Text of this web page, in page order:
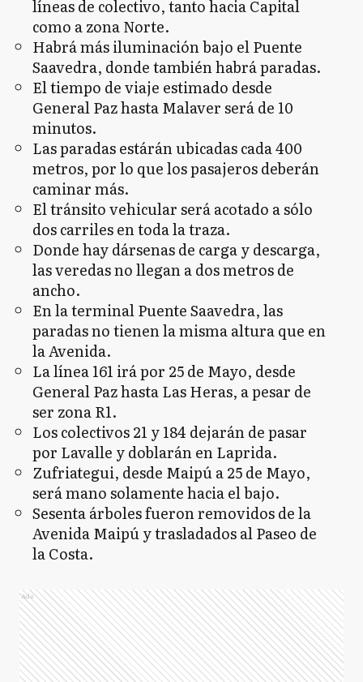
líneas de colectivo, tanto hacia Capital
como a zona Norte.
Habrá más iluminación bajo el Puente
Saavedra, donde también habrá paradas.
El tiempo de viaje estimado desde
General Paz hasta Malaver será de 10
minutos.
Las paradas estárán ubicadas cada 400
metros, por lo que los pasajeros deberán
caminar más.
El tránsito vehicular será acotado a sólo
dos carriles en toda la traza.
Donde hay dársenas de carga y descarga,
las veredas no llegan a dos metros de
ancho.
En la terminal Puente Saavedra, las
paradas no tienen la misma altura que en
la Avenida.
La línea 161 irá por 25 de Mayo, desde
General Paz hasta Las Heras, a pesar de
ser zona R1.
Los colectivos 21 y 184 dejarán de pasar
por Lavalle y doblarán en Laprida.
Zufriategui, desde Maipú a 25 de Mayo,
será mano solamente hacia el bajo.
Sesenta árboles fueron removidos de la
Avenida Maipú y trasladados al Paseo de
la Costa.
Ads